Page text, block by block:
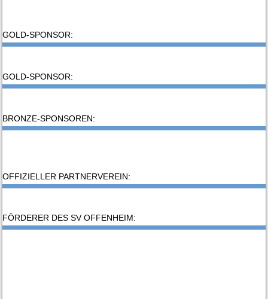
GOLD-SPONSOR:
GOLD-SPONSOR:
BRONZE-SPONSOREN:
OFFIZIELLER PARTNERVEREIN:
FÖRDERER DES SV OFFENHEIM: